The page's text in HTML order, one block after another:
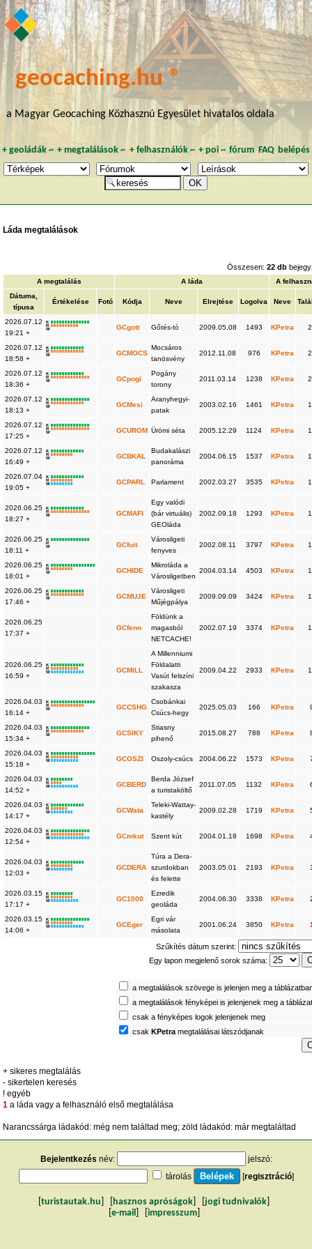
geocaching.hu ®
a Magyar Geocaching Közhasznú Egyesület hivatalos oldala
+ geoládák~ +megtalálások ~ + felhasználók~ + poi~ fórum FAQ belépés
Láda megtalálások
Összesen:22 db
A megtalálás A láda
A
Dátuma,
típusa
Értékelése Fotó Kódja Neve Elrejtése Logolva Neve
2026.07.12
19:21 +
K
R
W
GCgott Gőtés-tó 2009.05.08 1493 KPetra
2026.07.12
18:58 +
K
R
W
GCMOCS
Mocsáros
tanösvény
2012.11.08 976 KPetra
2026.07.12
18:36 +
K
R
W
GCpogi
Pogány
torony
2011.03.14 1238 KPetra
2026.07.12
18:13 +
K
R
W
GCMesi
Aranyhegyi-
patak
2003.02.16 1461 KPetra
2026.07.12
17:25 +
K
R
W
GCUROM Ürömi séta 2005.12.29 1124 KPetra
2026.07.12
16:49 +
K
R
W
GCBKAL
Budakalászi
panoráma
2004.06.15 1537 KPetra
2026.07.04
19:05 +
K
R
W
GCPARL Parlament 2002.03.27 3535 KPetra
2026.06.25
18:27 +
K
R
W
GCMAFI
Egy valódi
(bár virtuális)
GEOláda
2002.09.18 1293 KPetra
2026.06.25
18:11 +
K
R
W
GCfuit
Városligeti
fenyves
2002.08.11 3797 KPetra
2026.06.25
18:01 +
K
R
W
GCHIDE
Mikroláda a
Városligetben
2004.03.14 4503 KPetra
2026.06.25
17:46 +
K
R
W
GCMUJE
Városligeti
Műjégpálya
2009.09.09 3424 KPetra
2026.06.25
17:37 +
GCfenn
Földünk a
magasból
NETCACHE!
2002.07.19 3374 KPetra
2026.06.25
16:59 +
K
R
W
GCMILL
A Millenniumi
Földalatti
Vasút felszíni
szakasza
2009.04.22 2933 KPetra
2026.04.03
16:14 +
K
R
W
GCCSHG
Csobánkai
Csúcs-hegy
2025.05.03 166 KPetra
2026.04.03
15:34 +
K
R
W
GCSIKY
Stiasny
pihenő
2015.08.27 788 KPetra
2026.04.03
15:18 +
K
R
W
GCOSZI Oszoly-csúcs 2004.06.22 1573 KPetra
2026.04.03
14:52 +
K
R
W
GCBERD
Berda József
a turistaköltő
2011.07.05 1132 KPetra
2026.04.03
14:17 +
K
R
W
GCWata
Teleki-Wattay-
kastély
2009.02.28 1719 KPetra
2026.04.03
12:54 +
K
R
W
GCmkut Szent kút 2004.01.18 1698 KPetra
2026.04.03
12:03 +
K
R
W
GCDERA
Túra a Dera-
szurdokban
és felette
2003.05.01 2193 KPetra
2026.03.15
17:17 +
K
R
W
GC1000
Ezredik
geoláda
2004.06.30 3338 KPetra
2026.03.15
14:06 +
K
R
W
GCEger
Egri vár
másolata
2001.06.24 3850 KPetra
Szűkítés dátum szerint:
Egy lapon megjelenő sorok száma:
a megtalálások szövege is jelenjen meg a
a megtalálások fényképei is jelenjenek meg a
csak a fényképes logok jelenjenek meg
csak KPetramegtalálásai látszódjanak
+ sikeres megtalálás
- sikertelen keresés
! egyéb
1 a láda vagy a felhasználó első megtalálása
Narancssárga ládakód: még nem találtad meg; zöld ládakód: már megtaláltad
Bejelentkezés név:
jelszó:
tárolás
[regisztráció]
turistautak.hu hasznos apróságok jogi tudnivalók
e-mail impresszum]